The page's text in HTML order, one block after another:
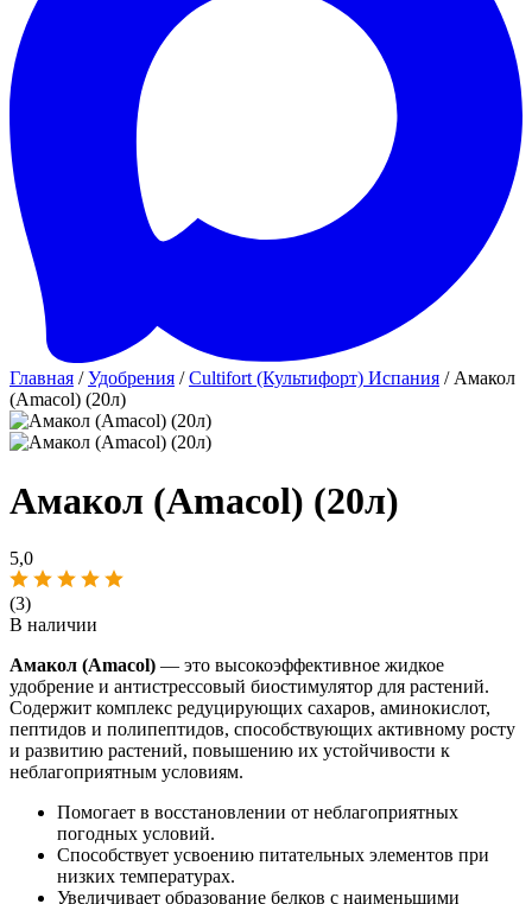
Главная /Удобрения /Cultifort (Культифорт) Испания / Амакол
(Amacol) (20л)
Амакол (Amacol) (20л)
5,0
(3)
В наличии
Амакол (Amacol) — это высокоэффективное жидкое
удобрение и антистрессовый биостимулятор для растений.
Содержит комплекс редуцирующих сахаров, аминокислот,
пептидов и полипептидов, способствующих активному росту
и развитию растений, повышению их устойчивости к
неблагоприятным условиям.
Помогает в восстановлении от неблагоприятных
погодных условий.
Способствует усвоению питательных элементов при
низких температурах.
Увеличивает образование белков с наименьшими